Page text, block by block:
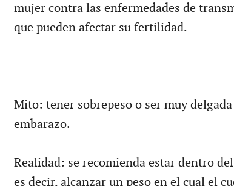
mujer contra las enfermedades de
que pueden afectar su fertilidad.
Mito: tener sobrepeso o ser muy
embarazo.
Realidad: se recomienda estar dentro
es decir, alcanzar un peso en el cual el